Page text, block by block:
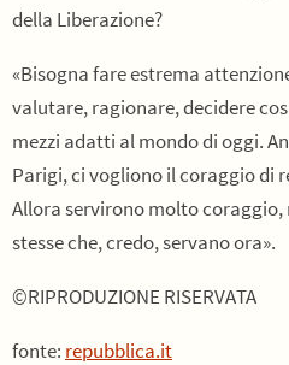
della Liberazione?
«Bisogna fare estrema
valutare, ragionare, decidere
mezzi adatti al mondo di oggi.
Parigi, ci vogliono il coraggio di
Allora servirono molto coraggio,
stesse che, credo, servano ora».
©RIPRODUZIONE RISERVATA
fonte: repubblica.it